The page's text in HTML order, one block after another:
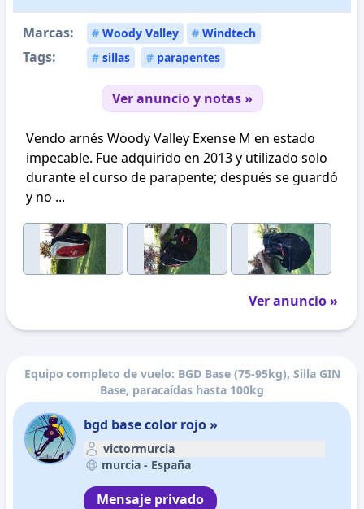
Marcas: # Woody Valley # Windtech
Tags: # sillas # parapentes
Ver anuncio y notas »
Vendo arnés Woody Valley Exense M en estado
impecable. Fue adquirido en 2013 y utilizado solo
durante el curso de parapente; después se guardó
y no ...
Ver anuncio »
Equipo completo de vuelo: BGD Base (75-95kg), Silla GIN
Base, paracaídas hasta 100kg
bgd base color rojo »
victormurcia
murcia - España
Mensaje privado